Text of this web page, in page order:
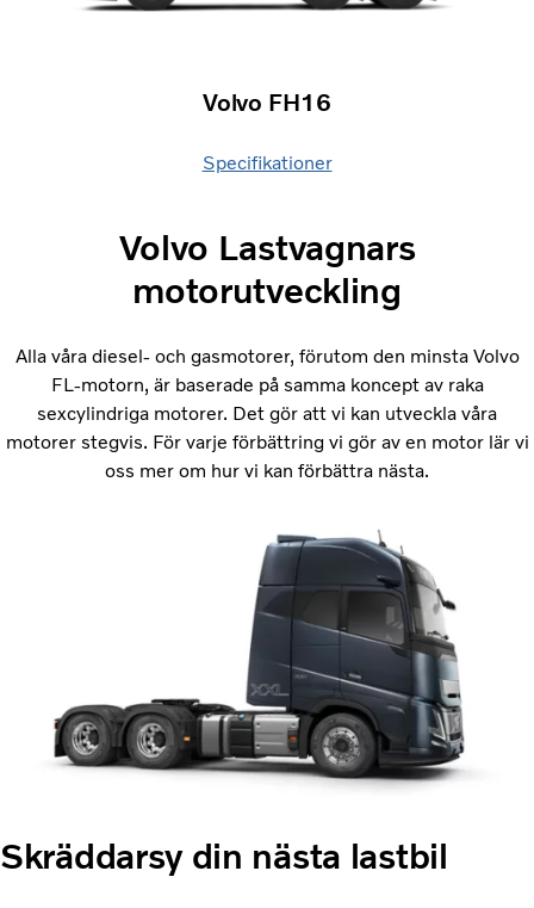
Volvo FH16
Specifikationer
Volvo Lastvagnars
motorutveckling
Alla våra diesel- och gasmotorer, förutom den minsta Volvo
FL-motorn, är baserade på samma koncept av raka
sexcylindriga motorer. Det gör att vi kan utveckla våra
motorer stegvis. För varje förbättring vi gör av en motor lär vi
oss mer om hur vi kan förbättra nästa.
Skräddarsy din nästa lastbil